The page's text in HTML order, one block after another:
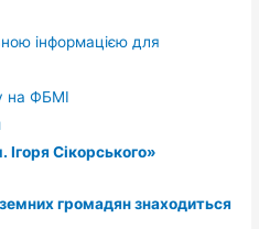
інформацією для
на ФБМІ
Ігоря Сікорського»
громадян знаходиться